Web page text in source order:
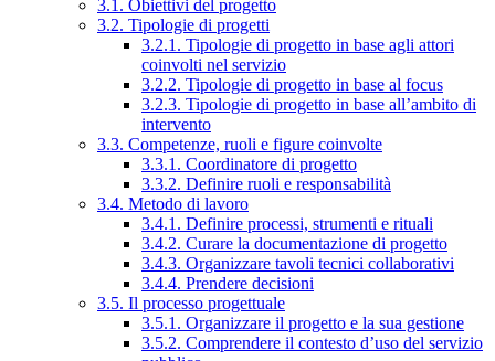
3.1. Obiettivi del progetto
3.2. Tipologie di progetti
3.2.1. Tipologie di progetto in base agli attori
coinvolti nel servizio
3.2.2. Tipologie di progetto in base al focus
3.2.3. Tipologie di progetto in base all’ambito di
intervento
3.3. Competenze, ruoli e figure coinvolte
3.3.1. Coordinatore di progetto
3.3.2. Definire ruoli e responsabilità
3.4. Metodo di lavoro
3.4.1. Definire processi, strumenti e rituali
3.4.2. Curare la documentazione di progetto
3.4.3. Organizzare tavoli tecnici collaborativi
3.4.4. Prendere decisioni
3.5. Il processo progettuale
3.5.1. Organizzare il progetto e la sua gestione
3.5.2. Comprendere il contesto d’uso del servizio